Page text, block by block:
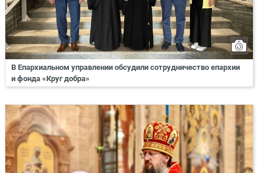
В Епархиальном управлении обсудили сотрудничество епархии
и фонда «Круг добра»